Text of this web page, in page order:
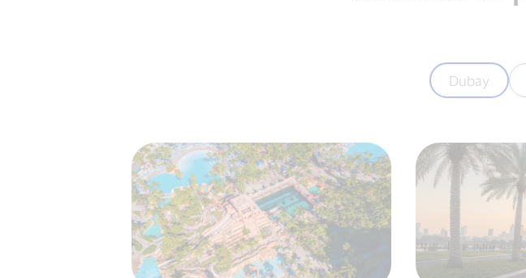
Dubay